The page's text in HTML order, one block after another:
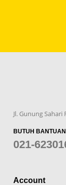
Jl. Gunung Sahari
BUTUH
021-
Account